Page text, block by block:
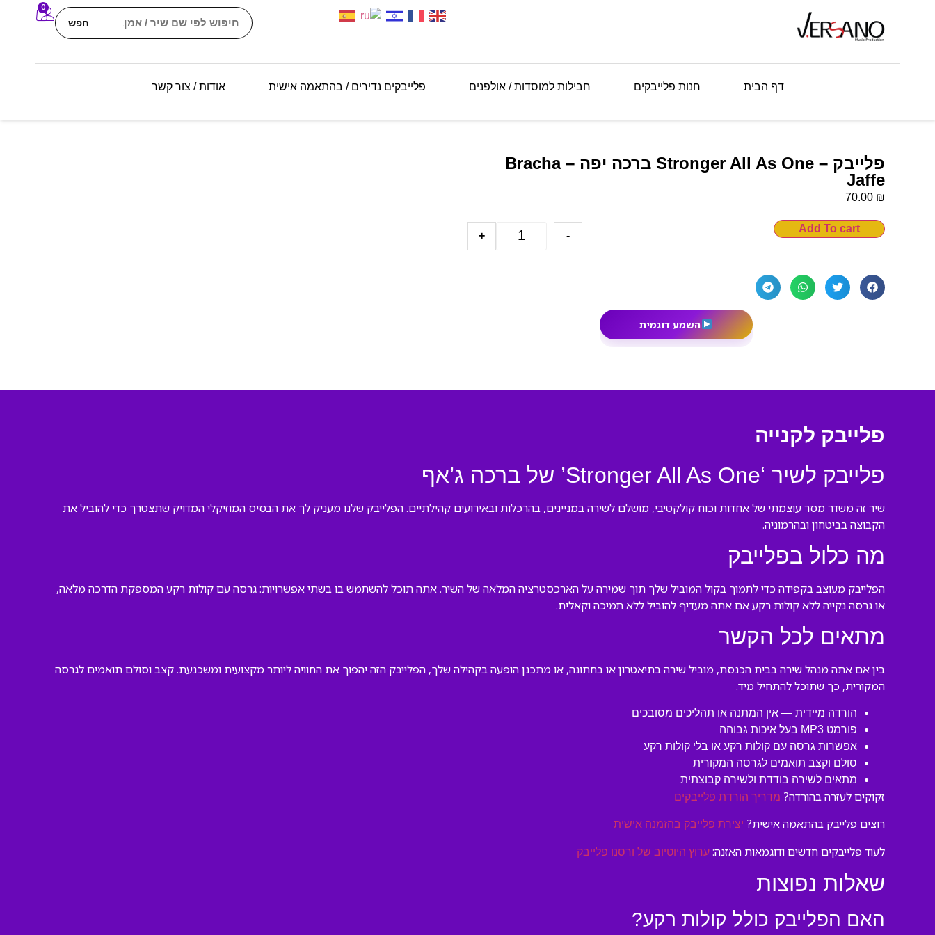
חפש
0
דף הבית חנות פלייבקים חבילות למוסדות / אולפנים פלייבקים נדירים / בהתאמה אישית אודות / צור קשר
פלייבק – Stronger All As One ברכה יפה – Bracha
Jaffe
70.00 ₪
-
+
Add To cart
השמע דוגמית
פלייבק לקנייה
פלייבק לשיר ‘Stronger All As One’ של ברכה ג’אף
שיר זה משדר מסר עוצמתי של אחדות וכוח קולקטיבי, מושלם לשירה במניינים, בהרכלות ובאירועים קהילתיים. הפלייבק שלנו מעניק לך את הבסיס המוזיקלי המדויק שתצטרך כדי להוביל את
הקבוצה בביטחון ובהרמוניה.
מה כלול בפלייבק
הפלייבק מעוצב בקפידה כדי לתמוך בקול המוביל שלך תוך שמירה על הארכסטרציה המלאה של השיר. אתה תוכל להשתמש בו בשתי אפשרויות: גרסה עם קולות רקע המספקת הדרכה מלאה,
או גרסה נקייה ללא קולות רקע אם אתה מעדיף להוביל ללא תמיכה וקאלית.
מתאים לכל הקשר
בין אם אתה מנהל שירה בבית הכנסת, מוביל שירה בתיאטרון או בחתונה, או מתכנן הופעה בקהילה שלך, הפלייבק הזה יהפוך את החוויה ליותר מקצועית ומשכנעת. קצב וסולם תואמים לגרסה
המקורית, כך שתוכל להתחיל מיד.
הורדה מיידית — אין המתנה או תהליכים מסובכים
פורמט MP3 בעל איכות גבוהה
אפשרות גרסה עם קולות רקע או בלי קולות רקע
סולם וקצב תואמים לגרסה המקורית
מתאים לשירה בודדת ולשירה קבוצתית
זקוקים לעזרה בהורדה? מדריך הורדת פלייבקים
רוצים פלייבק בהתאמה אישית? יצירת פלייבק בהזמנה אישית
לעוד פלייבקים חדשים ודוגמאות האזנה: ערוץ היוטיוב של ורסנו פלייבק
שאלות נפוצות
האם הפלייבק כולל קולות רקע?